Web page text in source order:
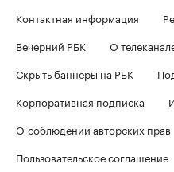
Контактная информация
Вечерний РБК
О
Скрыть баннеры на РБК
Корпоративная подписка
О соблюдении авторских прав
Пользовательское соглашение